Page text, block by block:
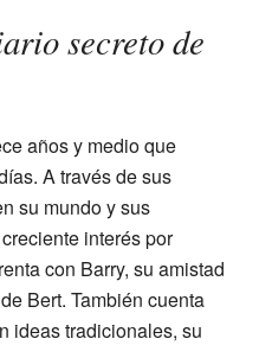
secreto de
años y medio que
A través de sus
su mundo y sus
interés por
con Barry, su amistad
Bert. También cuenta
ideas tradicionales, su